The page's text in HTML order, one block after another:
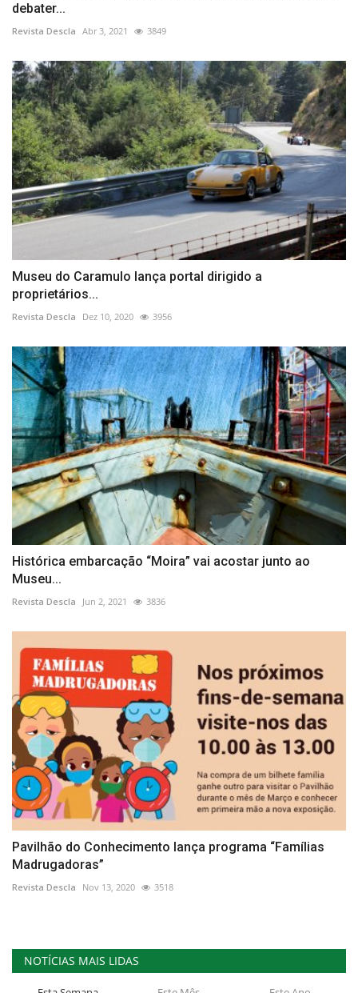
debater...
Revista Descla Abr 3, 2021 3849
Museu do Caramulo lança portal dirigido a
proprietários...
Revista Descla Dez 10, 2020 3956
Histórica embarcação “Moira” vai acostar junto ao
Museu...
Revista Descla Jun 2, 2021 3836
Pavilhão do Conhecimento lança programa “Famílias
Madrugadoras”
Revista Descla Nov 13, 2020 3518
NOTÍCIAS MAIS LIDAS